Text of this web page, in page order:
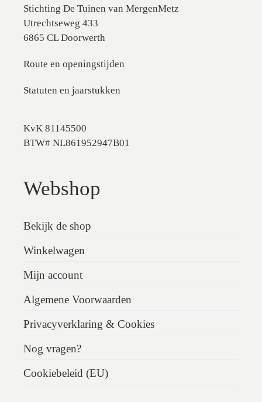
Stichting De Tuinen van MergenMetz
Utrechtseweg 433
6865 CL Doorwerth
Route en openingstijden
Statuten en jaarstukken
KvK 81145500
BTW# NL861952947B01
Webshop
Bekijk de shop
Winkelwagen
Mijn account
Algemene Voorwaarden
Privacyverklaring & Cookies
Nog vragen?
Cookiebeleid (EU)